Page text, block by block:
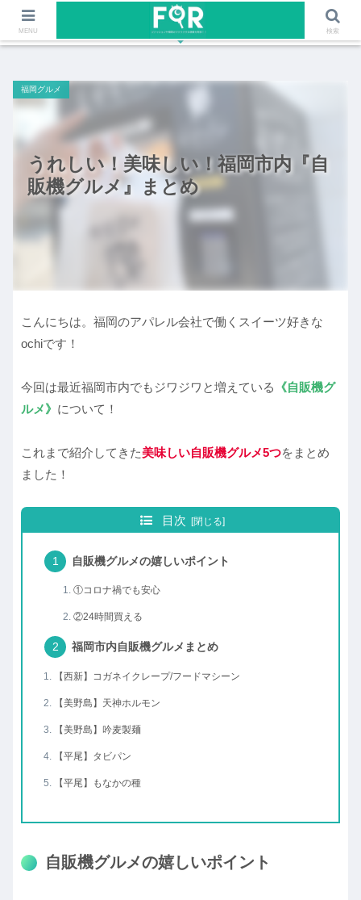
ファッションや福岡のワクワクする情報を発信！！
うれしい！美味しい！福岡市内『自
販機グルメ』まとめ
福岡グルメ
こんにちは。福岡のアパレル会社で働くスイーツ好きな
ochiです！
今回は最近福岡市内でもジワジワと増えている 《自販機グ
ルメ》 について！
これまで紹介してきた美味しい自販機グルメ5つをまとめ
ました！
目次
自販機グルメの嬉しいポイント
①コロナ禍でも安心
②24時間買える
福岡市内自販機グルメまとめ
【西新】コガネイクレープ/フードマシーン
【美野島】天神ホルモン
【美野島】吟麦製麺
【平尾】タビパン
【平尾】もなかの種
自販機グルメの嬉しいポイント
MENU 検索